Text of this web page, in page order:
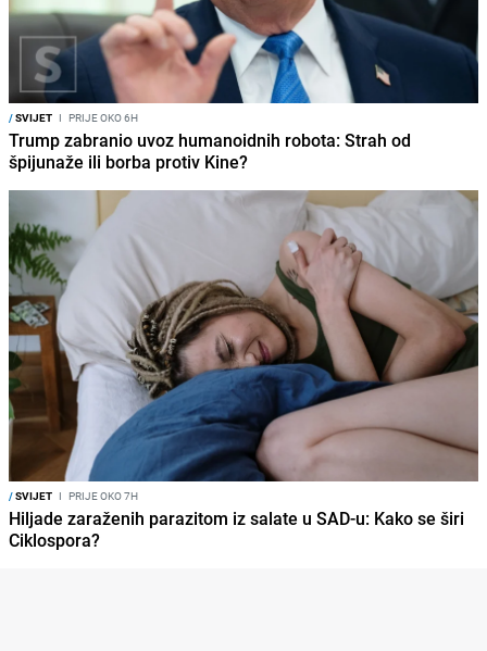
/SVIJET I PRIJE OKO 6H
Trump zabranio uvoz humanoidnih robota: Strah od
špijunaže ili borba protiv Kine?
/SVIJET I PRIJE OKO 7H
Hiljade zaraženih parazitom iz salate u SAD-u: Kako se širi
Ciklospora?